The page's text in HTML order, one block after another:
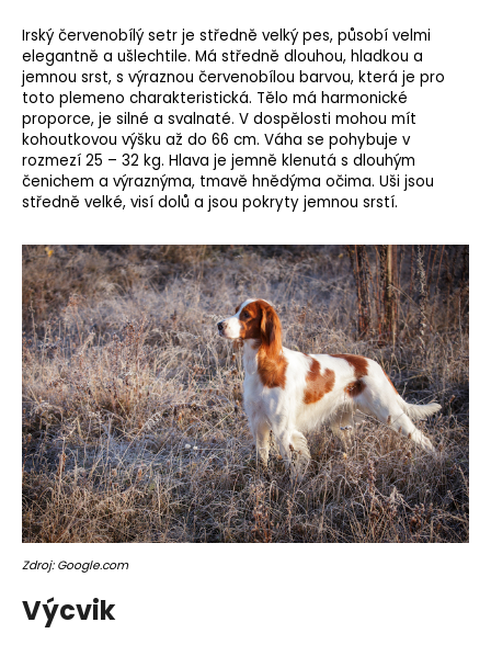
Irský červenobílý setr je středně velký pes, působí velmi
elegantně a ušlechtile. Má středně dlouhou, hladkou a
jemnou srst, s výraznou červenobílou barvou, která je pro
toto plemeno charakteristická. Tělo má harmonické
proporce, je silné a svalnaté. V dospělosti mohou mít
kohoutkovou výšku až do 66 cm. Váha se pohybuje v
rozmezí 25 – 32 kg. Hlava je jemně klenutá s dlouhým
čenichem a výraznýma, tmavě hnědýma očima. Uši jsou
středně velké, visí dolů a jsou pokryty jemnou srstí.
Zdroj: Google.com
Výcvik